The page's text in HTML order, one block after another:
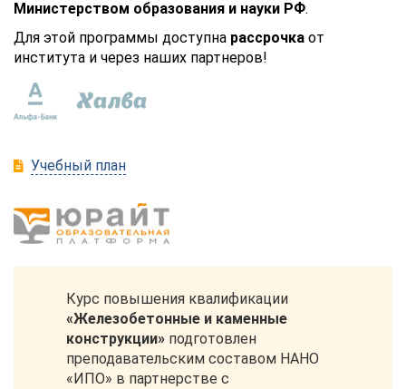
Министерством образования и науки РФ.
Для этой программы доступна рассрочка от
института и через наших партнеров!
Учебный план
Курс повышения квалификации
«Железобетонные и каменные
конструкции» подготовлен
преподавательским составом НАНО
«ИПО» в партнерстве с